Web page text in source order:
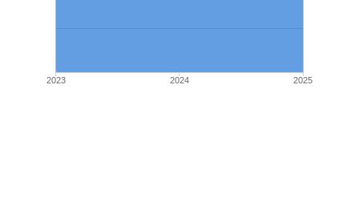
2023 2024 2025